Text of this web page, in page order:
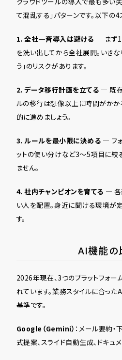
て混乱する」パターンです。以下の4
1. 全社一斉導入は避ける — まず1
を洗い出してから全社展開。いき
う」のリスクがあります。
2. データ移行計画を立てる — 既
ルの移行は想像以上に時間がかか
的に進めましょう。
3. ルールを最小限に決める — フ
ットの使い分けなど3〜5項目に絞
ません。
4. 社内チャンピオンを育てる — 各
い人を配置。身近に聞ける環境が
す。
AI機能の
2026年現在、3つのプラットフォ
れています。業務スタイルに合っ
基準です。
Google（Gemini） ：メール要約・
式提案、スライド自動生成、ドキュ